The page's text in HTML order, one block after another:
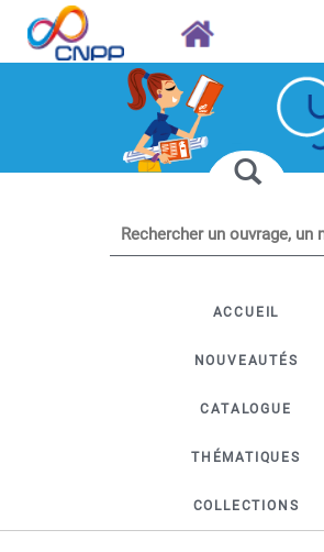
ACCUEIL
NOUVEAUTÉS
CATALOGUE
THÉMATIQUES
COLLECTIONS